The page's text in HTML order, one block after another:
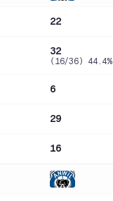
22
32
(16/36) 44.4%
6
29
16